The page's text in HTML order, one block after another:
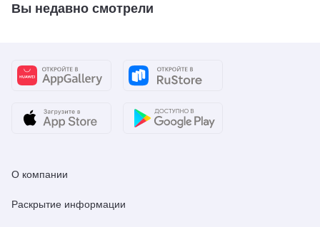
Вы недавно смотрели
О компании
Раскрытие информации